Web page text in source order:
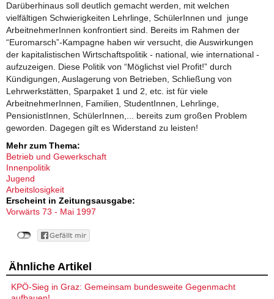
Darüberhinaus soll deutlich gemacht werden, mit welchen
vielfältigen Schwierigkeiten Lehrlinge, SchülerInnen und junge
ArbeitnehmerInnen konfrontiert sind. Bereits im Rahmen der
“Euromarsch”-Kampagne haben wir versucht, die Auswirkungen
der kapitalistischen Wirtschaftspolitik - national, wie international -
aufzuzeigen. Diese Politik von “Möglichst viel Profit!” durch
Kündigungen, Auslagerung von Betrieben, Schließung von
Lehrwerkstätten, Sparpaket 1 und 2, etc. ist für viele
ArbeitnehmerInnen, Familien, StudentInnen, Lehrlinge,
PensionistInnen, SchülerInnen,... bereits zum großen Problem
geworden. Dagegen gilt es Widerstand zu leisten!
Mehr zum Thema:
Betrieb und Gewerkschaft
Innenpolitik
Jugend
Arbeitslosigkeit
Erscheint in Zeitungsausgabe:
Vorwärts 73 - Mai 1997
Ähnliche Artikel
KPÖ-Sieg in Graz: Gemeinsam bundesweite Gegenmacht